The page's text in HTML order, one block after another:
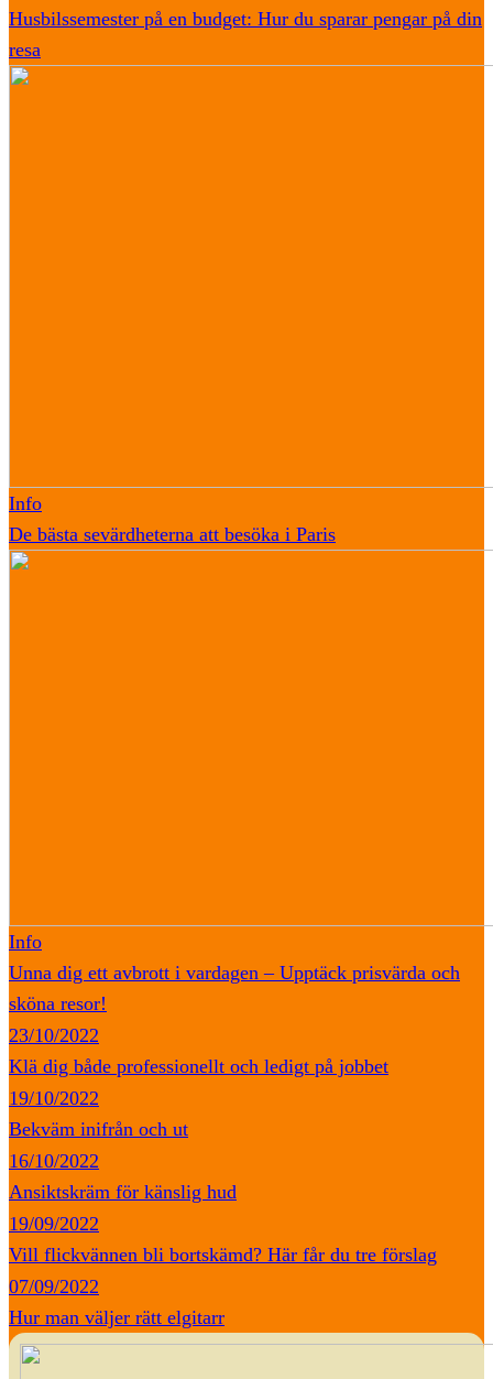
Husbilssemester på en budget: Hur du sparar pengar på din
resa
Info
De bästa sevärdheterna att besöka i Paris
Info
Unna dig ett avbrott i vardagen – Upptäck prisvärda och
sköna resor!
23/10/2022
Klä dig både professionellt och ledigt på jobbet
19/10/2022
Bekväm inifrån och ut
16/10/2022
Ansiktskräm för känslig hud
19/09/2022
Vill flickvännen bli bortskämd? Här får du tre förslag
07/09/2022
Hur man väljer rätt elgitarr